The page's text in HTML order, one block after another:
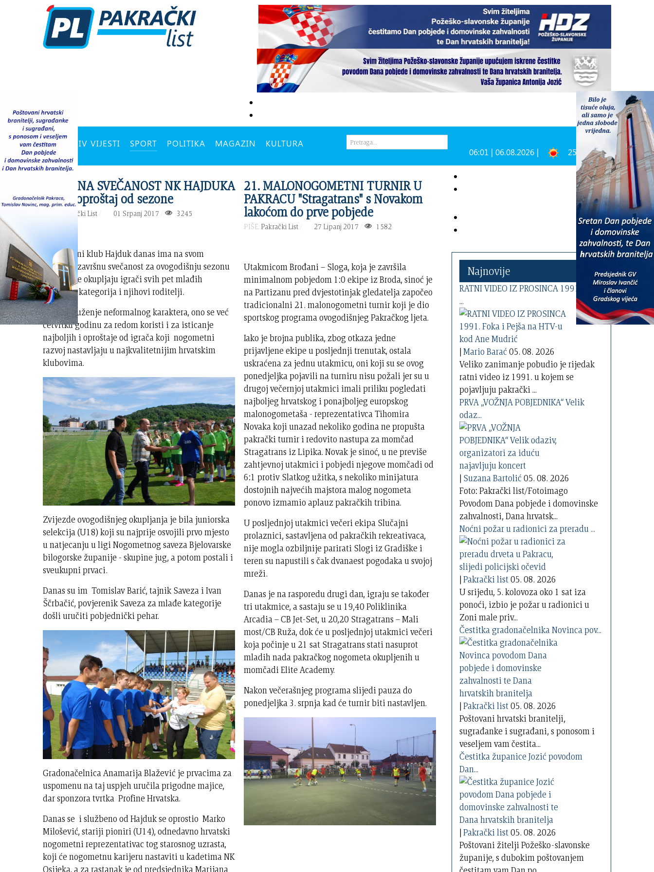
ARHIV VIJESTI SPORT POLITIKA MAGAZIN KULTURA
06:01 | 06.08.2026 | 25°C
ZAVRŠNA SVEČANOST NK HAJDUKA
Veseli oproštaj od sezone
Pakrački List 01 Srpanj 2017 3245
Nogometni klub Hajduk danas ima na svom
stadionu završnu svečanost za ovogodišnju sezonu
na kojoj se okupljaju igrači svih pet mlađih
starosnih kategorija i njihovi roditelji.
Iako je druženje neformalnog karaktera, ono se već
četvrtku godinu za redom koristi i za isticanje
najboljih i oproštaje od igrača koji nogometni
razvoj nastavljaju u najkvalitetnijim hrvatskim
klubovima.
Zvijezde ovogodišnjeg okupljanja je bila juniorska
selekcija (U18) koji su najprije osvojili prvo mjesto
u natjecanju u ligi Nogometnog saveza Bjelovarske
bilogorske županije - skupine jug, a potom postali i
sveukupni prvaci.
Danas su im Tomislav Barić, tajnik Saveza i Ivan
Ščrbačić, povjerenik Saveza za mlađe kategorije
došli uručiti pobjednički pehar.
Gradonačelnica Anamarija Blažević je prvacima za
uspomenu na taj uspjeh uručila prigodne majice,
dar sponzora tvrtka Profine Hrvatska.
Danas se i službeno od Hajduk se oprostio Marko
Milošević, stariji pioniri (U14), odnedavno hrvatski
nogometni reprezentativac tog starosnog uzrasta,
koji će nogometnu karijeru nastaviti u kadetima NK
Osijeka, a za rastanak je od predsjednika Marijana
21. MALONOGOMETNI TURNIR U
PAKRACU "Stragatrans" s Novakom
lakoćom do prve pobjede
PIŠE: Pakrački List 27 Lipanj 2017 1582
Utakmicom Brođani – Sloga, koja je završila
minimalnom pobjedom 1:0 ekipe iz Broda, sinoć je
na Partizanu pred dvjestotinjak gledatelja započeo
tradicionalni 21. malonogometni turnir koji je dio
sportskog programa ovogodišnjeg Pakračkog ljeta.
Iako je brojna publika, zbog otkaza jedne
prijavljene ekipe u posljednji trenutak, ostala
uskraćena za jednu utakmicu, oni koji su se ovog
ponedjeljka pojavili na turniru nisu požali jer su u
drugoj večernjoj utakmici imali priliku pogledati
najboljeg hrvatskog i ponajboljeg europskog
malonogometaša - reprezentativca Tihomira
Novaka koji unazad nekoliko godina ne propušta
pakrački turnir i redovito nastupa za momčad
Stragatrans iz Lipika. Novak je sinoć, u ne previše
zahtjevnoj utakmici i pobjedi njegove momčadi od
6:1 protiv Slatkog užitka, s nekoliko minijatura
dostojnih najvećih majstora malog nogometa
ponovo izmamio aplauz pakračkih tribina.
U posljednjoj utakmici večeri ekipa Slučajni
prolaznici, sastavljena od pakračkih rekreativaca,
nije mogla ozbiljnije parirati Slogi iz Gradiške i
teren su napustili s čak dvanaest pogodaka u svojoj
mreži.
Danas je na rasporedu drugi dan, igraju se također
tri utakmice, a sastaju se u 19,40 Poliklinika
Arcadia – CB Jet-Set, u 20,20 Stragatrans – Mali
most/CB Ruža, dok će u posljednjoj utakmici večeri
koja počinje u 21 sat Stragatrans stati nasuprot
mladih nada pakračkog nogometa okupljenih u
momčadi Elite Academy.
Nakon večerašnjeg programa slijedi pauza do
ponedjeljka 3. srpnja kad će turnir biti nastavljen.
Najnovije
RATNI VIDEO IZ PROSINCA 1991. Foka
...
|Mario Barać 05. 08. 2026
Veliko zanimanje pobudio je rijedak
ratni video iz 1991. u kojem se
pojavljuju pakrački ...
PRVA „VOŽNJA POBJEDNIKA“ Velik
odaz...
| Suzana Bartolić 05. 08. 2026
Foto: Pakrački list/Fotoimago
Povodom Dana pobjede i domovinske
zahvalnosti, Dana hrvatsk...
Noćni požar u radionici za preradu ...
|Pakrački list05. 08. 2026
U srijedu, 5. kolovoza oko 1 sat iza
ponoći, izbio je požar u radionici u
Zoni male priv...
Čestitka gradonačelnika Novinca pov...
|Pakrački list05. 08. 2026
Poštovani hrvatski branitelji,
sugrađanke i sugrađani, s ponosom i
veseljem vam čestita...
Čestitka županice Jozić povodom
Dan...
|Pakrački list05. 08. 2026
Poštovani žitelji Požeško-slavonske
županije, s dubokim poštovanjem